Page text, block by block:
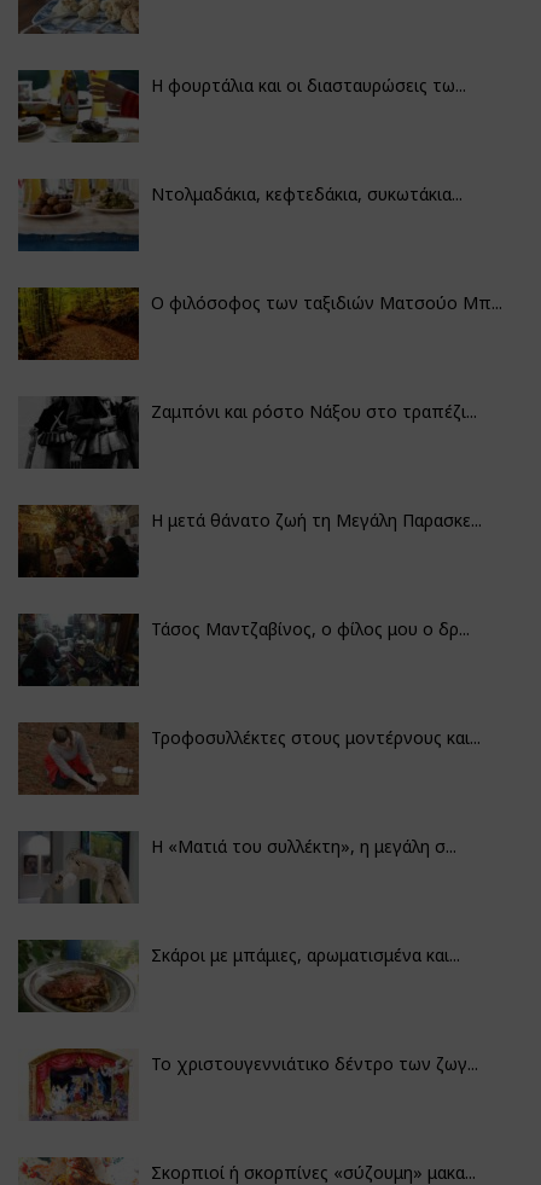
Η φουρτάλια και οι διασταυρώσεις τω...
Ντολμαδάκια, κεφτεδάκια, συκωτάκια...
Ο φιλόσοφος των ταξιδιών Ματσούο Μπ...
Ζαμπόνι και ρόστο Νάξου στο τραπέζι...
Η μετά θάνατο ζωή τη Μεγάλη Παρασκε...
Τάσος Μαντζαβίνος, ο φίλος μου ο δρ...
Τροφοσυλλέκτες στους μοντέρνους και...
H «Ματιά του συλλέκτη», η μεγάλη σ...
Σκάροι με μπάμιες, αρωματισμένα και...
Το χριστουγεννιάτικο δέντρο των ζωγ...
Σκορπιοί ή σκορπίνες «σύζουμη» μακα...